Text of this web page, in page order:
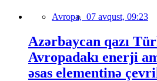
Avropa, 07 avqust, 09:23
Azərbaycan qazı
Avropadakı enerji
əsas elementinə